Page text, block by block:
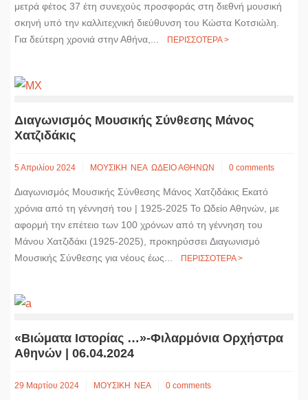
μετρά φέτος 37 έτη συνεχούς προσφοράς στη διεθνή μουσική
σκηνή υπό την καλλιτεχνική διεύθυνση του Κώστα Κοτσιώλη.
Για δεύτερη χρονιά στην Αθήνα,...
ΠΕΡΙΣΣΟΤΕΡΑ >
Διαγωνισμός Μουσικής Σύνθεσης Μάνος
Χατζιδάκις
5 Απριλίου 2024 ΜΟΥΣΙΚΗ ΝΕΑ ΩΔΕΙΟ ΑΘΗΝΩΝ 0 comments
Διαγωνισμός Μουσικής Σύνθεσης Μάνος Χατζιδάκις Εκατό
χρόνια από τη γέννησή του | 1925-2025 Το Ωδείο Αθηνών, με
αφορμή την επέτειο των 100 χρόνων από τη γέννηση του
Μάνου Χατζιδάκι (1925-2025), προκηρύσσει Διαγωνισμό
Μουσικής Σύνθεσης για νέους έως...
ΠΕΡΙΣΣΟΤΕΡΑ >
«Βιώματα Ιστορίας …»-Φιλαρμόνια Ορχήστρα
Αθηνών | 06.04.2024
29 Μαρτίου 2024 ΜΟΥΣΙΚΗ ΝΕΑ 0 comments